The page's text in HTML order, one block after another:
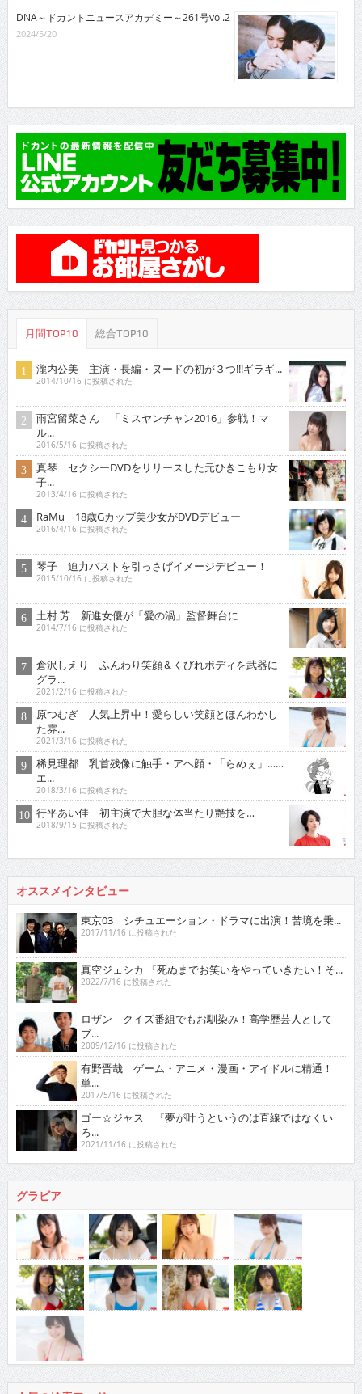
DNA～ドカントニュースアカデミー～261号vol.2
2024/5/20
月間TOP10 総合TOP10
瀧内公美 主演・長編・ヌードの初が３つ!!!ギラギ...
2014/10/16 に投稿された
雨宮留菜さん 「ミスヤンチャン2016」参戦！マ
ル...
2016/5/16 に投稿された
真琴 セクシーDVDをリリースした元ひきこもり女
子...
2013/4/16 に投稿された
RaMu 18歳Gカップ美少女がDVDデビュー
2016/4/16 に投稿された
琴子 迫力バストを引っさげイメージデビュー！
2015/10/16 に投稿された
土村 芳 新進女優が「愛の渦」監督舞台に
2014/7/16 に投稿された
倉沢しえり ふんわり笑顔＆くびれボディを武器に
グラ...
2021/2/16 に投稿された
原つむぎ 人気上昇中！愛らしい笑顔とほんわかし
た雰...
2021/3/16 に投稿された
稀見理都 乳首残像に触手・アヘ顔・「らめぇ」……
エ...
2018/3/16 に投稿された
行平あい佳 初主演で大胆な体当たり艶技を…
2018/9/15 に投稿された
オススメインタビュー
東京03 シチュエーション・ドラマに出演！苦境を乗...
2017/11/16 に投稿された
真空ジェシカ 『死ぬまでお笑いをやっていきたい！そ...
2022/7/16 に投稿された
ロザン クイズ番組でもお馴染み！高学歴芸人として
ブ...
2009/12/16 に投稿された
有野晋哉 ゲーム・アニメ・漫画・アイドルに精通！
単...
2017/5/16 に投稿された
ゴー☆ジャス 『夢が叶うというのは直線ではなくい
ろ...
2021/11/16 に投稿された
グラビア